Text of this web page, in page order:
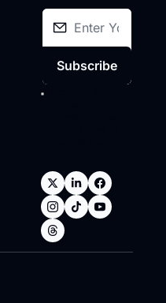
Subscribe